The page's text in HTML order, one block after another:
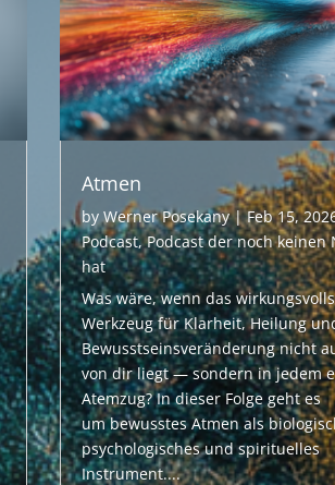
Atmen
by Werner Posekany|Feb 15,
Podcast,Podcast der noch keinen
hat
Was wäre, wenn das
Werkzeug für Klarheit, Heilung
Bewusstseinsveränderung nicht
von dir liegt — sondern in jedem
Atemzug? In dieser Folge geht es
um bewusstes Atmen als
psychologisches und spirituelles
Instrument....